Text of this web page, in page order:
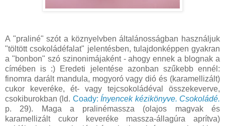
A "praliné" szót a köznyelvben általánosságban használjuk
"töltött csokoládéfalat" jelentésben, tulajdonképpen gyakran
a "bonbon" szó szinonimájaként - ahogy ennek a blognak a
címében is :) Eredeti jelentése azonban szűkebb ennél:
finomra darált mandula, mogyoró vagy dió és (karamellizált)
cukor keveréke, ét- vagy tejcsokoládéval összekeverve,
csokiburokban (ld. Coady: Ínyencek kézikönyve. Csokoládé.
p. 29). Maga a pralinémassza (olajos magvak és
karamellizált cukor keveréke massza-állagúra aprítva)